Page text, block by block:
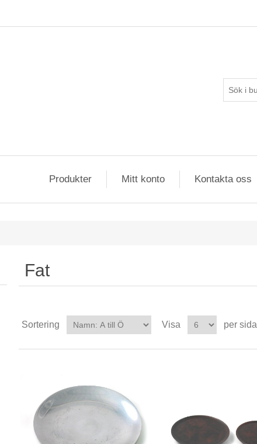
Produkter Mitt konto Kontakta oss
Fat
Sortering Visa per sida